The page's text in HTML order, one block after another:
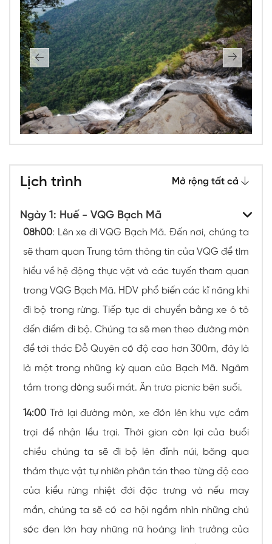
Lịch trình Mở rộng tất cả
Ngày 1: Huế - VQG Bạch Mã
08h00: Lên xe đi VQG Bạch Mã. Đến nơi, chúng ta
sẽ tham quan Trung tâm thông tin của VQG để tìm
hiểu về hệ động thực vật và các tuyến tham quan
trong VQG Bạch Mã. HDV phổ biến các kĩ năng khi
đi bộ trong rừng. Tiếp tục di chuyển bằng xe ô tô
đến điểm đi bộ. Chúng ta sẽ men theo đường mòn
để tới thác Đỗ Quyên có độ cao hơn 300m, đây là
là một trong những kỳ quan của Bạch Mã. Ngâm
tắm trong dòng suối mát. Ăn trưa picnic bên suối.
14:00 Trở lại đường mòn, xe đón lên khu vực cắm
trại để nhận lều trại. Thời gian còn lại của buổi
chiều chúng ta sẽ đi bộ lên đỉnh núi, băng qua
thảm thực vật tự nhiên phân tán theo từng độ cao
của kiểu rừng nhiệt đới đặc trưng và nếu may
mắn, chúng ta sẽ có cơ hội ngắm nhìn những chú
sóc đen lớn hay những nữ hoàng linh trưởng của